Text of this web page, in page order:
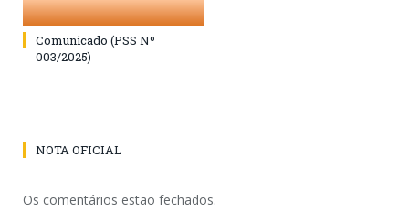
Comunicado (PSS Nº
003/2025)
NOTA OFICIAL
Os comentários estão fechados.